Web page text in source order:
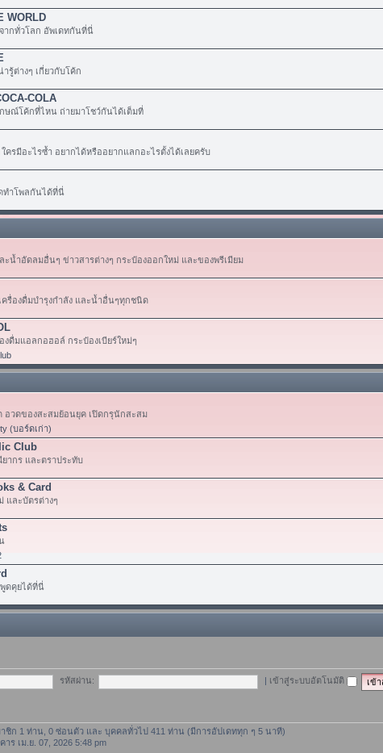
WORLD
ากทั่วโลก อัพเดทกันที่นี่
รู้ต่างๆ เกี่ยวกับโค้ก
COLA
ษณ์โค้กที่ไหน ถ่ายมาโชว์กันได้เต็มที่
ครมีอะไรซ้ำ อยากได้หรืออยากแลกอะไรตั้งได้เลยครับ
ทำโพลกันได้ที่นี่
ละน้ำอัดลมอื่นๆ ข่าวสารต่างๆ กระป๋องออกใหม่ และของพรีเมียม
รื่องดื่มบำรุงกำลัง และน้ำอื่นๆทุกชนิด
งดื่มแอลกอฮอล์ กระป๋องเบียร์ใหม่ๆ
อวดของสะสมย้อนยุค เปิดกรุนักสะสม
(บอร์ดเก่า)
Club
ากร และตราประทับ
& Card
และบัตรต่างๆ
ดคุยได้ที่นี่
รหัสผ่าน: เข้าสู่ระบบอัตโนมัติ
ชิก 1 ท่าน, 0 ซ่อนตัว และ บุคคลทั่วไป 411 ท่าน (มีการอัปเดททุก ๆ 5 นาที)
ร เม.ย. 07, 2026 5:48 pm